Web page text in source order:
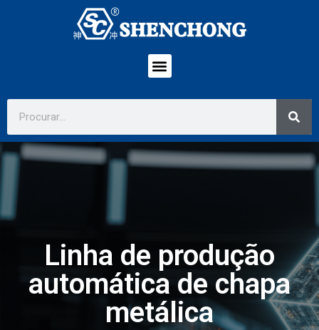
Linha de produção
automática de chapa
metálica